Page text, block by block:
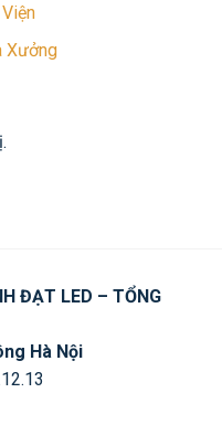
Xưởng
ĐẠT LED – TỔNG
Hà Nội